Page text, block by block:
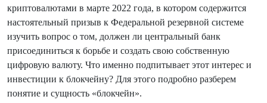
криптовалютами в марте 2022 года, в котором содержится
настоятельный призыв к Федеральной резервной системе
изучить вопрос о том, должен ли центральный банк
присоединиться к борьбе и создать свою собственную
цифровую валюту. Что именно подпитывает этот интерес и
инвестиции к блокчейну? Для этого подробно разберем
понятие и сущность «блокчейн».